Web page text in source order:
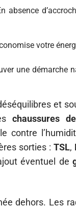
absence
votre
une démarche
et
chaussures
contre
sorties : TSL,
éventuel de
dehors. Les